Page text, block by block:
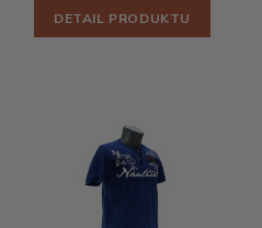
DETAIL PRODUKTU